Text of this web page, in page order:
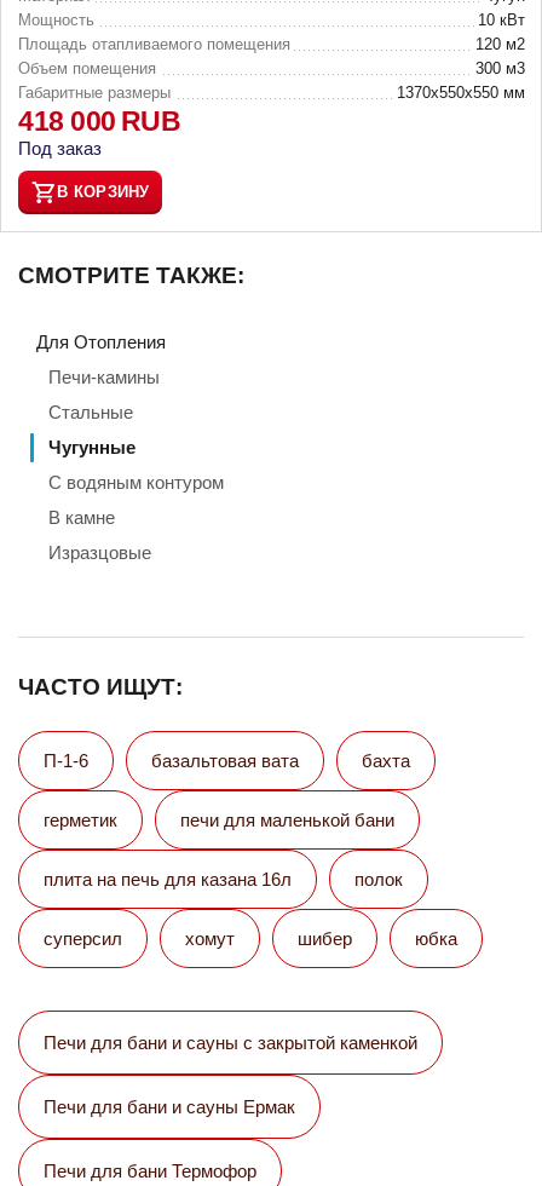
Мощность
10 кВт
Площадь отапливаемого помещения
120 м2
Объем помещения
300 м3
Габаритные размеры
1370х550х550 мм
418 000 RUB
Под заказ
В КОРЗИНУ
СМОТРИТЕ ТАКЖЕ:
Для Отопления
Печи-камины
Стальные
Чугунные
С водяным контуром
В камне
Изразцовые
ЧАСТО ИЩУТ:
П-1-6 базальтовая вата бахта
герметик печи для маленькой бани
плита на печь для казана 16л полок
суперсил хомут шибер юбка
Печи для бани и сауны с закрытой каменкой
Печи для бани и сауны Eрмак
Печи для бани Термофор